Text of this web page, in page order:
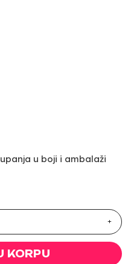
u boji i ambalaži
KORPU